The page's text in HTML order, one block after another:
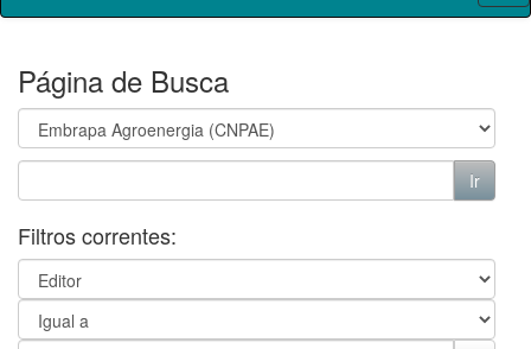
Página de Busca
Filtros correntes: